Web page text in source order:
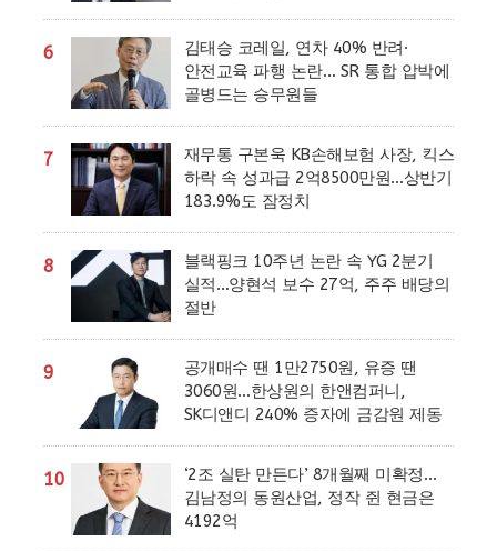
6
김태승 코레일, 연차 40% 반려·
안전교육 파행 논란… SR 통합 압박에
골병드는 승무원들
7
재무통 구본욱 KB손해보험 사장, 킥스
하락 속 성과급 2억8500만원…상반기
183.9%도 잠정치
8
블랙핑크 10주년 논란 속 YG 2분기
실적…양현석 보수 27억, 주주 배당의
절반
9
공개매수 땐 1만2750원, 유증 땐
3060원…한상원의 한앤컴퍼니,
SK디앤디 240% 증자에 금감원 제동
10
‘2조 실탄 만든다’ 8개월째 미확정…
김남정의 동원산업, 정작 쥔 현금은
4192억